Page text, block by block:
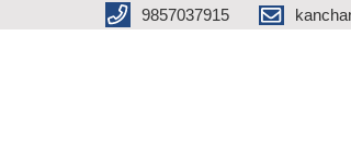
9857037915